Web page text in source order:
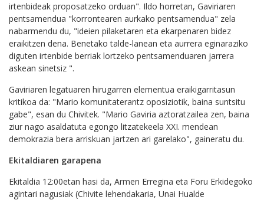
irtenbideak proposatzeko orduan". Ildo horretan, Gaviriaren
pentsamendua "korrontearen aurkako pentsamendua" zela
nabarmendu du, "ideien pilaketaren eta ekarpenaren bidez
eraikitzen dena. Benetako talde-lanean eta aurrera eginaraziko
diguten irtenbide berriak lortzeko pentsamenduaren jarrera
askean sinetsiz ".
Gaviriaren legatuaren hirugarren elementua eraikigarritasun
kritikoa da: "Mario komunitaterantz oposiziotik, baina suntsitu
gabe", esan du Chivitek. "Mario Gaviria aztoratzailea zen, baina
ziur nago asaldatuta egongo litzatekeela XXI. mendean
demokrazia bera arriskuan jartzen ari garelako", gaineratu du.
Ekitaldiaren garapena
Ekitaldia 12:00etan hasi da, Armen Erregina eta Foru Erkidegoko
agintari nagusiak (Chivite lehendakaria, Unai Hualde